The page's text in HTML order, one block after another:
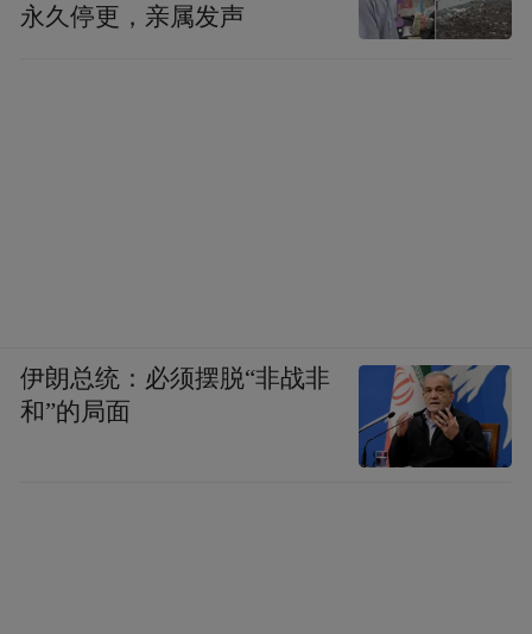
永久停更，亲属发声
伊朗总统：必须摆脱“非战非
和”的局面